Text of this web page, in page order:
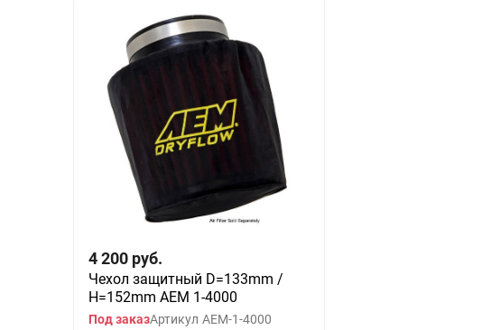
4 200 руб.
Чехол защитный D=133mm /
H=152mm AEM 1-4000
Под заказАртикул AEM-1-4000